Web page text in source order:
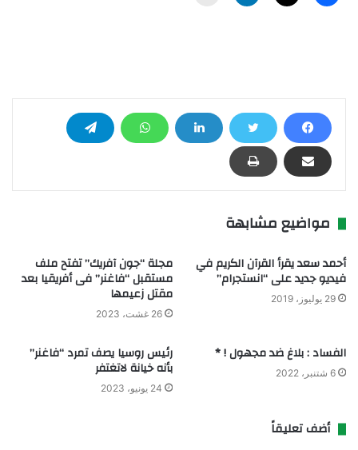
مواضيع مشابهة
أحمد سعد يقرأ القرآن الكريم في
فيديو جديد على “انستجرام”
29 يوليوز، 2019
مجلة “جون آفريك” تفتح ملف
مستقبل “فاغنر” فى أفريقيا بعد
مقتل زعيمها
26 غشت، 2023
الفساد : بلاغ ضد مجهول ! *
6 شتنبر، 2022
رئيس روسيا يصف تمرد “فاغنر”
بأنه خيانة لاتغتفر
24 يونيو، 2023
أضف تعليقاً